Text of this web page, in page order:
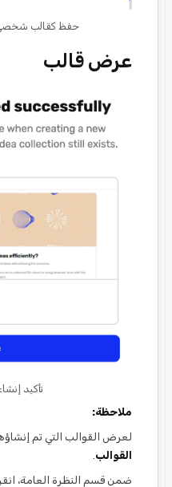
حفظ كقالب
عرض قالب
تأكيد
ملاحظة:
لعرض القوالب التي تم
القوالب
ضمن قسم النظرة العامة،